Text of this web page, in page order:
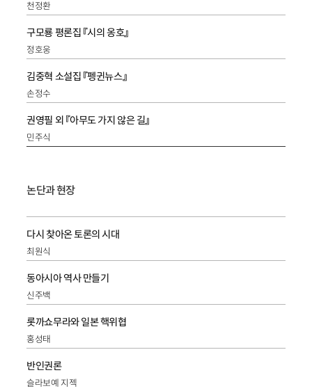
천정환
구모룡 평론집 『시의 옹호』
정호웅
김중혁 소설집 『펭귄뉴스』
손정수
권영필 외 『아무도 가지 않은 길』
민주식
논단과 현장
다시 찾아온 토론의 시대
최원식
동아시아 역사 만들기
신주백
롯까쇼무라와 일본 핵위협
홍성태
반인권론
슬라보예 지젝